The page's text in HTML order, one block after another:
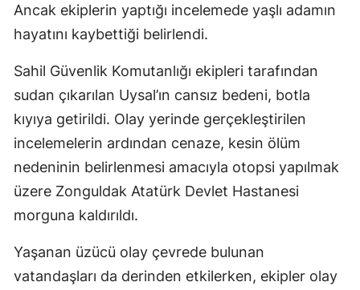
Ancak ekiplerin yaptığı incelemede yaşlı adamın
hayatını kaybettiği belirlendi.
Sahil Güvenlik Komutanlığı ekipleri tarafından
sudan çıkarılan Uysal’ın cansız bedeni, botla
kıyıya getirildi. Olay yerinde gerçekleştirilen
incelemelerin ardından cenaze, kesin ölüm
nedeninin belirlenmesi amacıyla otopsi yapılmak
üzere Zonguldak Atatürk Devlet Hastanesi
morguna kaldırıldı.
Yaşanan üzücü olay çevrede bulunan
vatandaşları da derinden etkilerken, ekipler olay